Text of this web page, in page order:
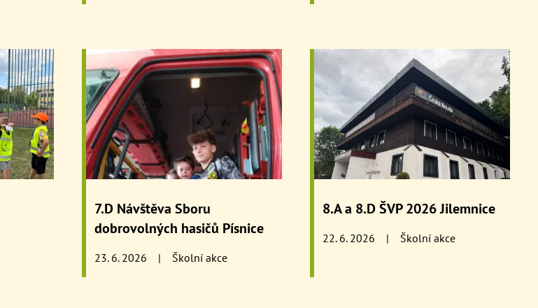
7.D Návštěva Sboru
dobrovolných hasičů Písnice
23. 6. 2026 | Školní akce
8.A a 8.D ŠVP 2026 Jilemnice
22. 6. 2026 | Školní akce